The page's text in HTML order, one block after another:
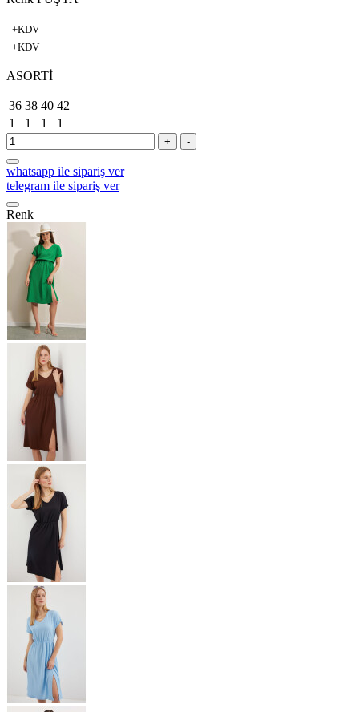
+KDV
+KDV
ASORTİ
36 38 40 42
1
1 1 1
+ -
whatsapp ile sipariş ver
telegram ile sipariş ver
Renk